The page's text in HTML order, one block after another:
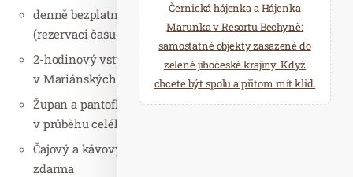
denně bezplatný privátní vstup do hotelové sauny
(rezervaci času si prosím proveďte na recepci)
2-hodinový vstup do městského bazénu
v Mariánských Lázních (ca. 150m od hotelu)
Župan a pantofle na pokoji zdarma k dispozici
v průběhu celého pobytu
Čajový a kávový set s rychlovarnou konvicí na pokoji
zdarma
Černická hájenka a Hájenka
Marunka v Resortu Bechyně:
samostatné objekty zasazené do
zeleně jihočeské krajiny. Když
chcete být spolu a přitom mít klid.